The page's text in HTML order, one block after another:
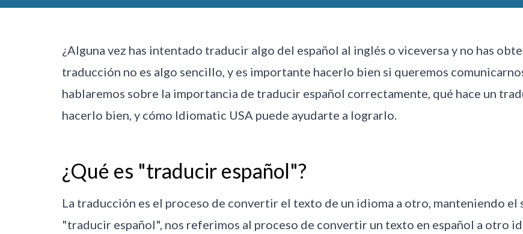
¿Alguna vez has intentado traducir algo del español al inglés o viceversa y no has
traducción no es algo sencillo, y es importante hacerlo bien si queremos
hablaremos sobre la importancia de traducir español correctamente, qué hace un
hacerlo bien, y cómo Idiomatic USA puede ayudarte a lograrlo.
¿Qué es "traducir español"?
La traducción es el proceso de convertir el texto de un idioma a otro, manteniendo
"traducir español", nos referimos al proceso de convertir un texto en español a otro